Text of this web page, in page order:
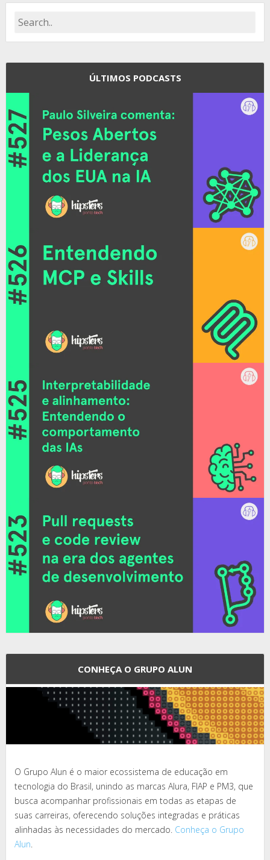
ÚLTIMOS PODCASTS
CONHEÇA O GRUPO ALUN
O Grupo Alun é o maior ecossistema de educação em
tecnologia do Brasil, unindo as marcas Alura, FIAP e PM3, que
busca acompanhar profissionais em todas as etapas de
suas carreiras, oferecendo soluções integradas e práticas
alinhadas às necessidades do mercado. Conheça o Grupo
Alun